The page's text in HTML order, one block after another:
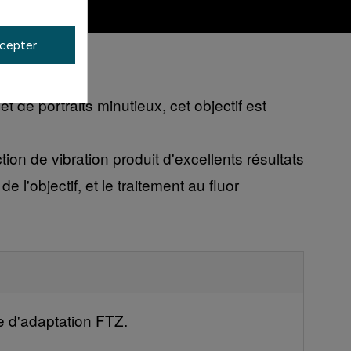
de portraits minutieux, cet objectif est
de vibration produit d'excellents résultats
l'objectif, et le traitement au fluor
d'adaptation FTZ.